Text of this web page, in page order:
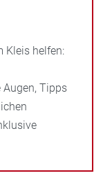
Kleis helfen:
Tipps